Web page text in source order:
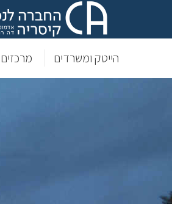
הייטק ומשרדים מרכזים